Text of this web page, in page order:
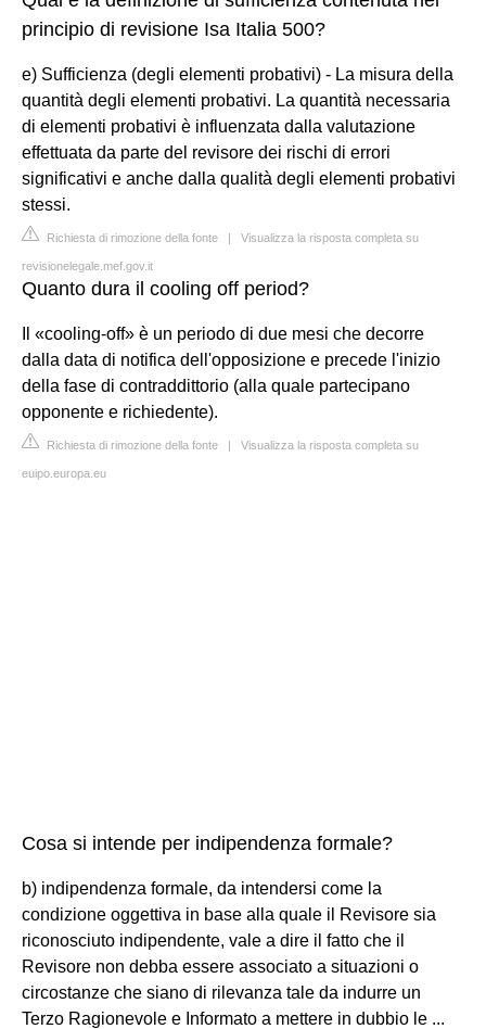
principio di revisione Isa Italia 500?
e) Sufficienza (degli elementi probativi) - La misura della
quantità degli elementi probativi. La quantità necessaria
di elementi probativi è influenzata dalla valutazione
effettuata da parte del revisore dei rischi di errori
significativi e anche dalla qualità degli elementi probativi
stessi.
Richiesta di rimozione della fonte | Visualizza la risposta completa su
revisionelegale.mef.gov.it
Quanto dura il cooling off period?
Il «cooling-off» è un periodo di due mesi che decorre
dalla data di notifica dell'opposizione e precede l'inizio
della fase di contraddittorio (alla quale partecipano
opponente e richiedente).
Richiesta di rimozione della fonte | Visualizza la risposta completa su
euipo.europa.eu
Cosa si intende per indipendenza formale?
b) indipendenza formale, da intendersi come la
condizione oggettiva in base alla quale il Revisore sia
riconosciuto indipendente, vale a dire il fatto che il
Revisore non debba essere associato a situazioni o
circostanze che siano di rilevanza tale da indurre un
Terzo Ragionevole e Informato a mettere in dubbio le ...